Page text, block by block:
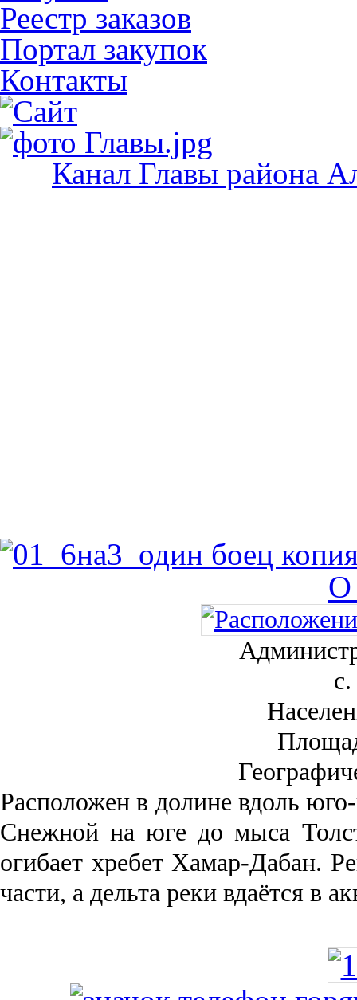
Реестр заказов
Портал закупок
Контакты
Канал Главы района
О
Рас­положен в долине вдоль
Снежной на юге до мыса
огибает хребет Хамар-Дабан.
части, а дельта реки вда­ётся в